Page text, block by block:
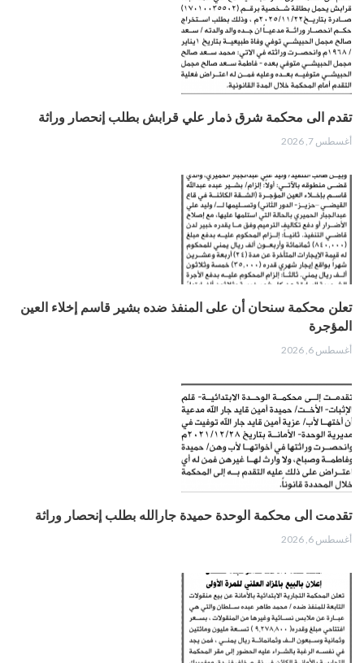
تقدم الى محكمة شرق ذمار علي قرابش بطلب إنحصار وراثة
أغسطس 7, 2026
تعلن محكمة سنحان أن على المنفذ ضده بشير قاسم إخلاء العين
المؤجرة
أغسطس 6, 2026
تقدمت الى محكمة الوحدة حميدة جارالله بطلب إنحصار وراثة
أغسطس 6, 2026